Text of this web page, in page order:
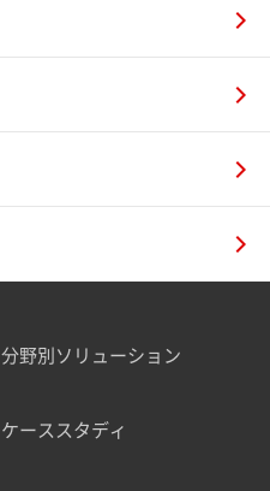
分野別ソリューション
ケーススタディ